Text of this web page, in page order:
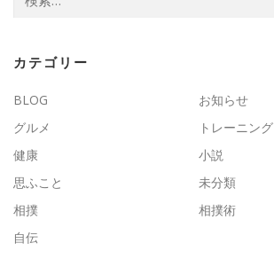
索:
カテゴリー
BLOG
お知らせ
グルメ
トレーニング
健康
小説
思ふこと
未分類
相撲
相撲術
自伝